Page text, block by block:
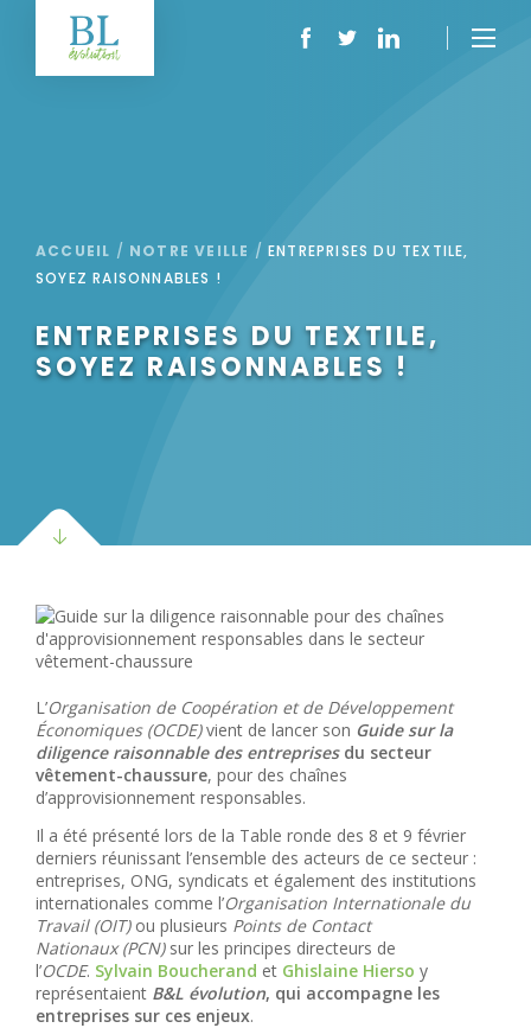
ACCUEIL / NOTRE VEILLE /ENTREPRISES DU TEXTILE,
SOYEZ RAISONNABLES !
ENTREPRISES DU TEXTILE,
SOYEZ RAISONNABLES !
L’Organisation de Coopération et de Développement
Économiques (OCDE)vient de lancer son Guide sur la
diligence raisonnable des entreprises du secteur
vêtement-chaussure, pour des chaînes
d’approvisionnement responsables.
Il a été présenté lors de la Table ronde des 8 et 9 février
derniers réunissant l’ensemble des acteurs de ce secteur :
entreprises, ONG, syndicats et également des institutions
internationales comme l’Organisation Internationale du
Travail (OIT)ou plusieurs Points de Contact
Nationaux (PCN) sur les principes directeurs de
l’OCDE. Sylvain Boucherand et Ghislaine Hierso y
représentaient B&L évolution, qui accompagne les
entreprises sur ces enjeux.